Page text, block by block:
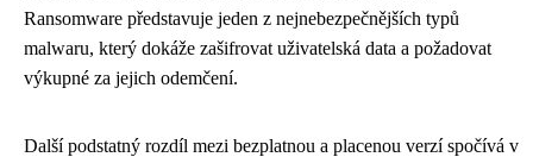
Ransomware představuje jeden z nejnebezpečnějších typů
malwaru, který dokáže zašifrovat uživatelská data a požadovat
výkupné za jejich odemčení.
Další podstatný rozdíl mezi bezplatnou a placenou verzí spočívá v